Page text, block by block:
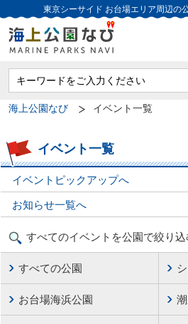
東京シーサイド お台場エリア周辺の
海上公園なび イベント一覧
イベント一覧
イベントピックアップへ
お知らせ一覧へ
すべてのイベントを公園で絞り込
すべての公園
お台場海浜公園